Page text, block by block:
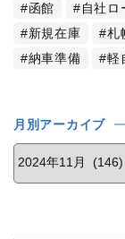
函館
自社ロ
新規在庫
札
納車準備
軽
月別アーカイブ